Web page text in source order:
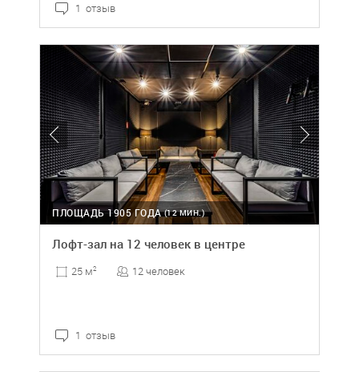
1 отзыв
(12 МИН.)
ПЛОЩАДЬ 1905 ГОДА
Лофт-зал на 12 человек в центре
25 м2 12 человек
1 отзыв